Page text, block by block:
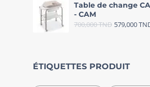
Table de change
- CAM
700,000TND 579,000
ÉTIQUETTES PRODUIT